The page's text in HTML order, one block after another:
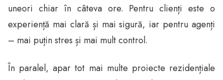
uneori chiar în câteva ore. Pentru clienți este o
experiență mai clară și mai sigură, iar pentru agenți
– mai puțin stres și mai mult control.
În paralel, apar tot mai multe proiecte rezidențiale